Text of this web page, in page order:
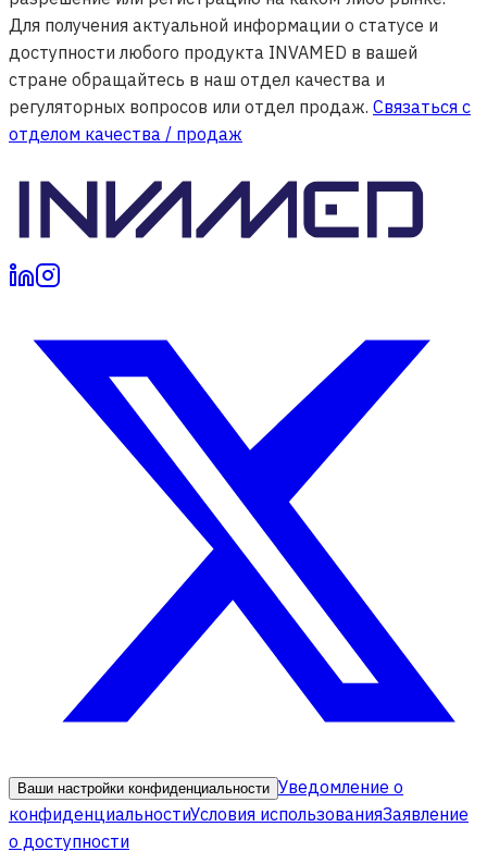
Для получения актуальной информации о статусе и
доступности любого продукта INVAMED в вашей
стране обращайтесь в наш отдел качества и
регуляторных вопросов или отдел продаж. Связаться с
отделом качества / продаж
Ваши настройки конфиденциальности Уведомление о
конфиденциальностиУсловия использованияЗаявление
о доступности